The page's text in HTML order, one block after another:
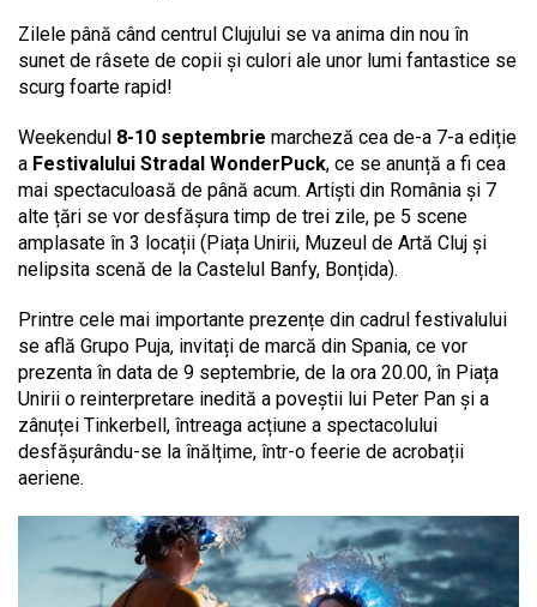
Zilele până când centrul Clujului se va anima din nou în
sunet de râsete de copii și culori ale unor lumi fantastice se
scurg foarte rapid!
Weekendul 8-10 septembrie marcheză cea de-a 7-a ediție
a Festivalului Stradal WonderPuck, ce se anunță a fi cea
mai spectaculoasă de până acum. Artiști din România și 7
alte țări se vor desfășura timp de trei zile, pe 5 scene
amplasate în 3 locații (Piața Unirii, Muzeul de Artă Cluj și
nelipsita scenă de la Castelul Banfy, Bonțida).
Printre cele mai importante prezențe din cadrul festivalului
se află Grupo Puja, invitați de marcă din Spania, ce vor
prezenta în data de 9 septembrie, de la ora 20.00, în Piața
Unirii o reinterpretare inedită a poveștii lui Peter Pan și a
zânuței Tinkerbell, întreaga acțiune a spectacolului
desfășurându-se la înălțime, într-o feerie de acrobații
aeriene.